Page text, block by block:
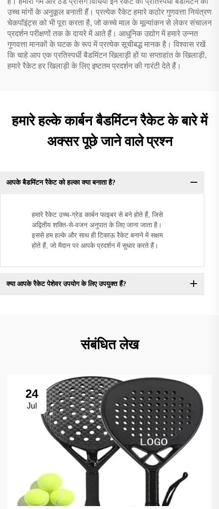
उच्च मांगों के अनुकूल बनाती हैं। प्रत्येक रैकेट हमारे कठोर गुणवत्ता नियंत्रण
चेकपॉइंट्स को भी पूरा करता है, जो कच्चे माल के मूल्यांकन से लेकर संचालन
प्रदर्शन परीक्षणों तक के दायरे में आते हैं। आधुनिक उद्योग में हमारे उन्नत
गुणवत्ता मानकों के घटक के रूप में प्रत्येक सूचीबद्ध मानक है। विश्वास रखें
कि चाहे आप एक प्रतिस्पर्धी बैडमिंटन खिलाड़ी हों या सप्ताहांत के खिलाड़ी,
हमारे रैकेट हर खिलाड़ी के लिए इष्टतम प्रदर्शन की गारंटी देते हैं।
हमारे हल्के कार्बन बैडमिंटन रैकेट के बारे में
अक्सर पूछे जाने वाले प्रश्न
आपके बैडमिंटन रैकेट को हल्का क्या बनाता है?
हमारे रैकेट उच्च-ग्रेड कार्बन फाइबर से बने होते हैं, जिसे
अद्वितीय शक्ति-से-वजन अनुपात के लिए जाना जाता है।
इससे हम हल्के और साथ ही टिकाऊ रैकेट बनाने में सक्षम
होते हैं, जो मैदान पर आपके प्रदर्शन में सुधार करते हैं।
क्या आपके रैकेट पेशेवर उपयोग के लिए उपयुक्त हैं?
संबंधित लेख
24
Jul